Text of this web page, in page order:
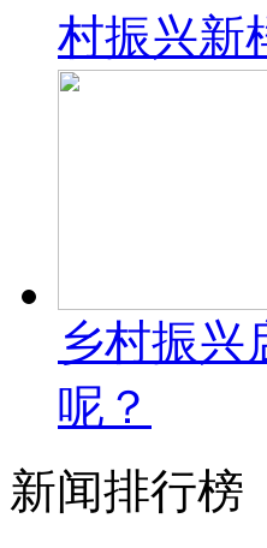
村振兴新
乡村振兴
呢？
新闻排行榜